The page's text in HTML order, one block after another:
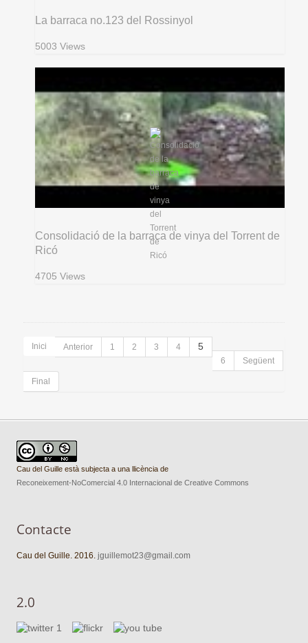
La barraca no.123 del Rossinyol
5003 Views
Consolidació de la barraca de vinya del Torrent de
Ricó
4705 Views
Inici Anterior 1 2 3 4 5
6 Següent
Final
Cau del Guille està subjecta a una llicència de
Reconeixement-NoComercial 4.0 Internacional de Creative Commons
Contacte
Cau del Guille. 2016.jguillemot23@gmail.com
2.0